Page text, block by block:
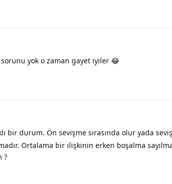
yok o zaman gayet iyiler 😂
bir durum. Ön sevişme sırasında olur yada
Ortalama bir ilişkinin erken boşalma
?